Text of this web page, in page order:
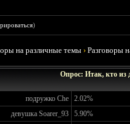
)
на различные темы ›Разговоры
Опрос: Итак, кто из
подружко Che
2.02%
девушка Soarer_93
5.90%